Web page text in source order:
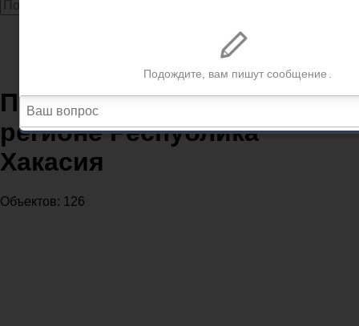
Почтовые отделения в
регионе Республика
Хакасия
Объектов: 126